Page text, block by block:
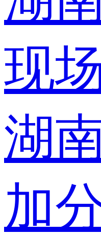
现
湖
加